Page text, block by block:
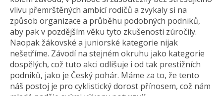
vlivu přemrštěných ambicí rodičů a zvykaly si na
způsob organizace a průběhu podobných podniků,
aby pak v pozdějším věku tyto zkušenosti zúročily.
Naopak žákovské a juniorské kategorie nijak
nešetříme. Závodí na stejném okruhu jako kategorie
dospělých, což tuto akci odlišuje i od tak prestižních
podniků, jako je Český pohár. Máme za to, že tento
náš postoj je pro cyklistický dorost přínosem, což nám